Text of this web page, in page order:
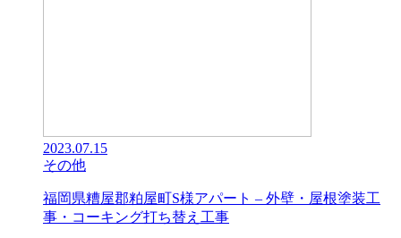
2023.07.15
その他
福岡県糟屋郡粕屋町S様アパート – 外壁・屋根塗装工
事・コーキング打ち替え工事